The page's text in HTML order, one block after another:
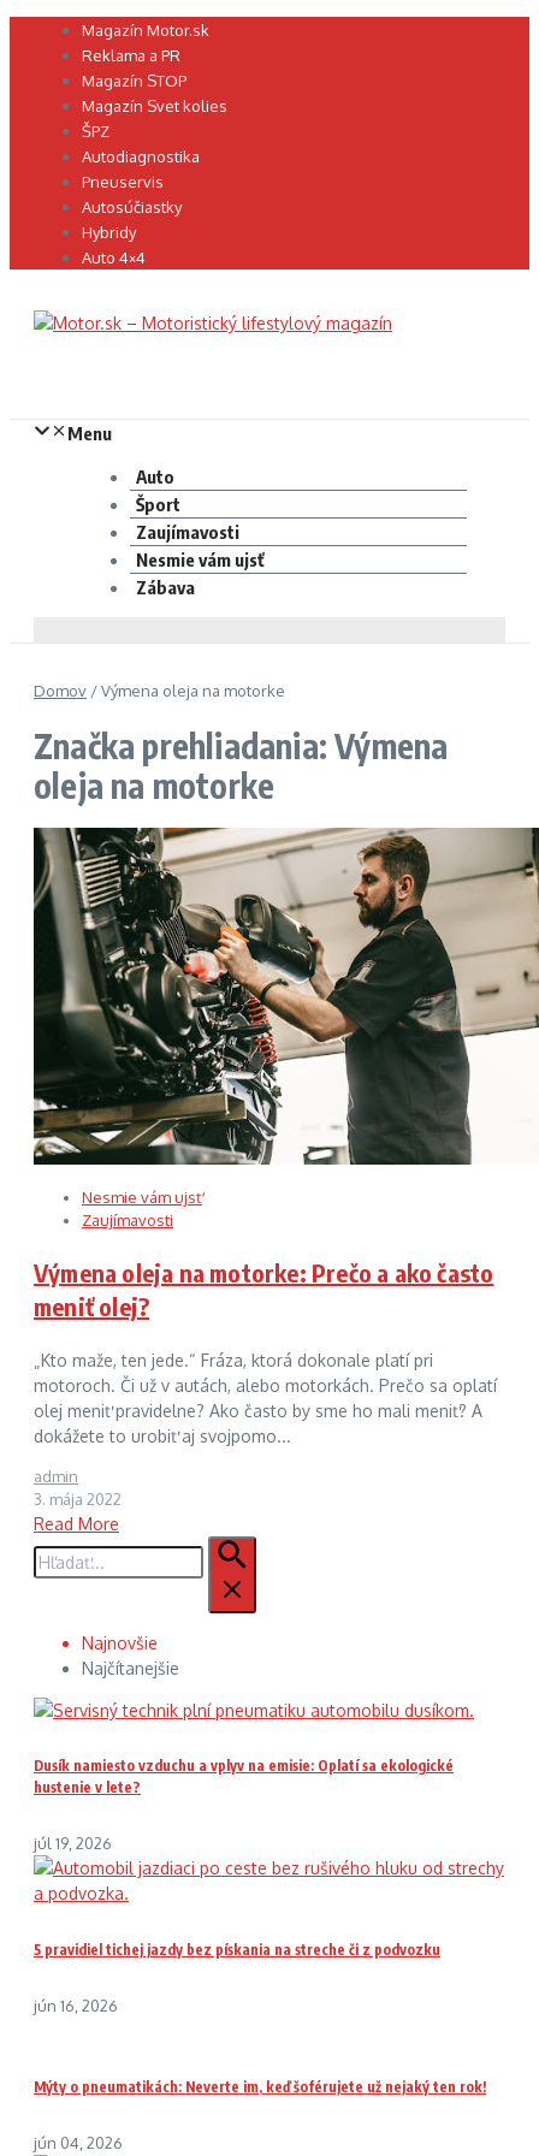
Preskočiť Magazín Motor.sk
Reklama a PR
Magazín STOP
Magazín Svet kolies
ŠPZ
Autodiagnostika
Pneuservis
Autosúčiastky
Hybridy
Auto 4×4
Menu
Auto
Šport
Zaujímavosti
Nesmie vám ujsť
Zábava
Domov /Výmena oleja na motorke
Značka prehliadania: Výmena
oleja na motorke
Nesmie vám ujsť
Zaujímavosti
Výmena oleja na motorke: Prečo a ako často
meniť olej?
„Kto maže, ten jede.“ Fráza, ktorá dokonale platí pri
motoroch. Či už v autách, alebo motorkách. Prečo sa oplatí
olej meniť pravidelne? Ako často by sme ho mali meniť? A
dokážete to urobiť aj svojpomo...
admin
3. mája 2022
Read More
Hľadať:
Najnovšie
Najčítanejšie
Dusík namiesto vzduchu a vplyv na emisie: Oplatí sa ekologické
hustenie v lete?
júl 19, 2026
5 pravidiel tichej jazdy bez pískania na streche či z podvozku
jún 16, 2026
Mýty o pneumatikách: Neverte im, keď šoférujete už nejaký ten rok!
jún 04, 2026